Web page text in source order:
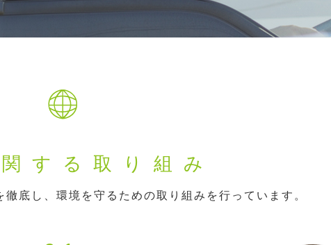
する取り組み
底し、環境を守るための取り組みを行っています。